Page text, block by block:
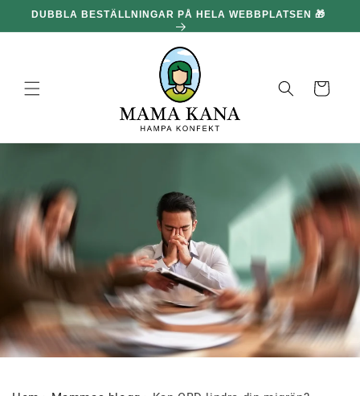
och gå
DUBBLA BESTÄLLNINGAR PÅ HELA WEBBPLATSEN 🎁
Korg